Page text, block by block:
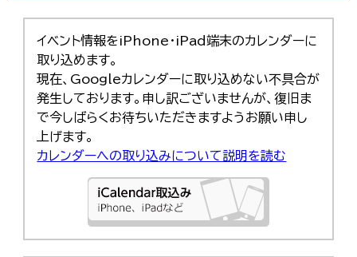
イベント情報をiPhone・iPad端末のカレンダーに
取り込めます。
現在、Googleカレンダーに取り込めない不具合が
発生しております。申し訳ございませんが、復旧ま
で今しばらくお待ちいただきますようお願い申し
上げます。
カレンダーへの取り込みについて説明を読む